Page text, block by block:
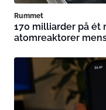
Rummet
170 milliarder på ét
atomreaktorer